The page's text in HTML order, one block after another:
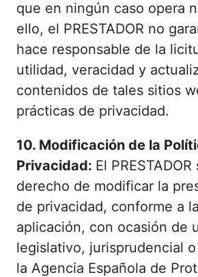
que en ningún caso opera
ello, el PRESTADOR no
hace responsable de la
utilidad, veracidad y
contenidos de tales sitios
prácticas de privacidad.
10. Modificación de la
Privacidad: El
derecho de modificar la
de privacidad, conforme a
aplicación, con ocasión de
legislativo, jurisprudencial
la Agencia Española de